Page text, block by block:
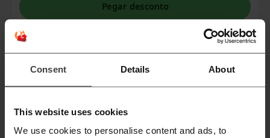
Consent Details About
This website uses cookies
We use cookies to personalise content and ads, to
Pegar desconto
10%
PROMOÇÃO
10% de desconto
Cadastre-se agora mesmo para receber nosso
de 10% na sua próxima compra!